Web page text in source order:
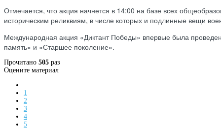
Отмечается, что акция начнется в 14:00 на базе всех
историческим реликвиям, в числе которых и подлинные вещи
Международная акция «Диктант Победы» впервые была
память» и «Старшее поколение».
Прочитано 505 раз
Оцените материал
1
2
3
4
5